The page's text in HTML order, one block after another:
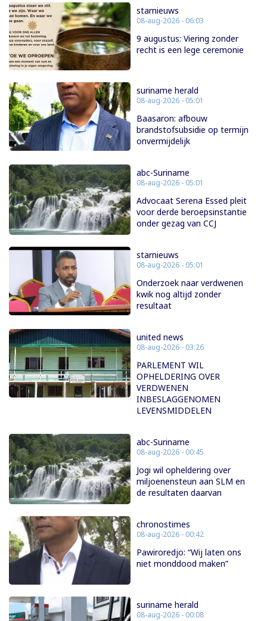
starnieuws
08-aug-2026 - 06:03
9 augustus: Viering zonder
recht is een lege ceremonie
suriname herald
08-aug-2026 - 05:01
Baasaron: afbouw
brandstofsubsidie op termijn
onvermijdelijk
abc-Suriname
08-aug-2026 - 05:01
Advocaat Serena Essed pleit
voor derde beroepsinstantie
onder gezag van CCJ
starnieuws
08-aug-2026 - 05:01
Onderzoek naar verdwenen
kwik nog altijd zonder
resultaat
united news
08-aug-2026 - 03:26
PARLEMENT WIL
OPHELDERING OVER
VERDWENEN
INBESLAGGENOMEN
LEVENSMIDDELEN
abc-Suriname
08-aug-2026 - 00:45
Jogi wil opheldering over
miljoenensteun aan SLM en
de resultaten daarvan
chronostimes
08-aug-2026 - 00:42
Pawiroredjo: “Wij laten ons
niet monddood maken”
suriname herald
08-aug-2026 - 00:08